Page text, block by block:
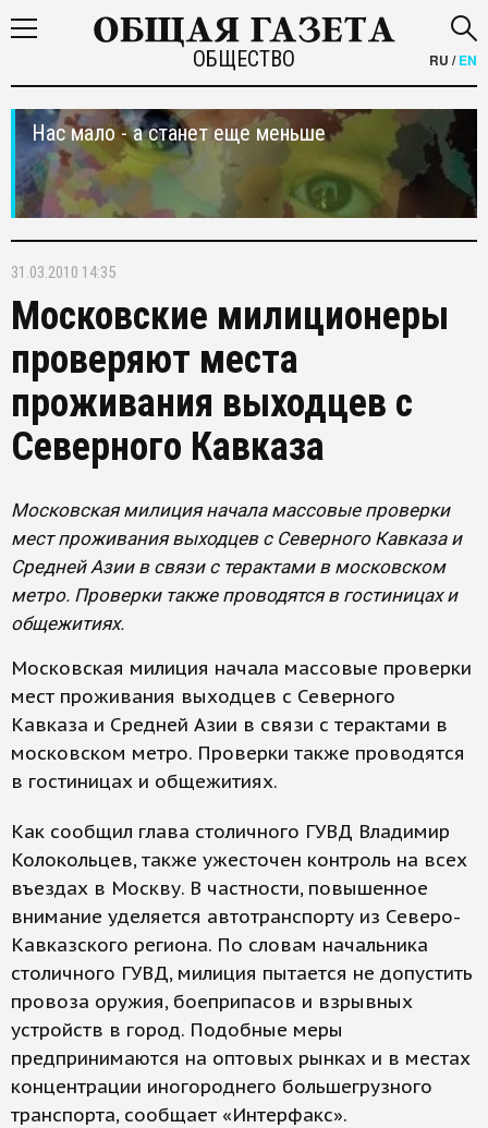
ОБЩЕСТВО RU /EN
Нас мало - а станет еще меньше
31.03.2010 14:35
Московские милиционеры
проверяют места
проживания выходцев с
Северного Кавказа
Московская милиция начала массовые проверки
мест проживания выходцев с Северного Кавказа и
Средней Азии в связи с терактами в московском
метро. Проверки также проводятся в гостиницах и
общежитиях.
Московская милиция начала массовые проверки
мест проживания выходцев с Северного
Кавказа и Средней Азии в связи с терактами в
московском метро. Проверки также проводятся
в гостиницах и общежитиях.
Как сообщил глава столичного ГУВД Владимир
Колокольцев, также ужесточен контроль на всех
въездах в Москву. В частности, повышенное
внимание уделяется автотранспорту из Северо-
Кавказского региона. По словам начальника
столичного ГУВД, милиция пытается не допустить
провоза оружия, боеприпасов и взрывных
устройств в город. Подобные меры
предпринимаются на оптовых рынках и в местах
концентрации иногороднего большегрузного
транспорта, сообщает «Интерфакс».